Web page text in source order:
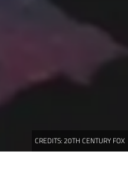
CREDITS:20TH CENTURY FOX